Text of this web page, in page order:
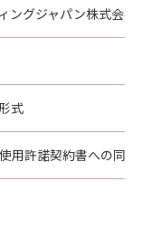
ングジャパン株式会社
式
用許諾契約書への同意